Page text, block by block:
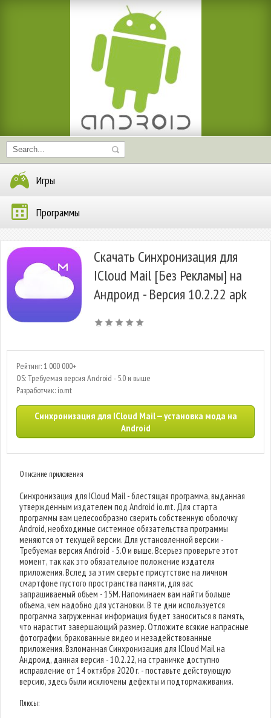
Игры
Программы
Скачать Синхронизация для
ICloud Mail [Без Рекламы] на
Андроид - Версия 10.2.22 apk
Рейтинг: 1 000 000+
OS: Требуемая версия Android - 5.0 и выше
Разработчик: io.mt
Синхронизация для ICloud Mail — установка мода на
Android
Описание приложения
Синхронизация для ICloud Mail - блестящая программа, выданная
утвержденным издателем под Android io.mt. Для старта
программы вам целесообразно сверить собственную оболочку
Android, необходимые системное обязательства программы
меняются от текущей версии. Для установленной версии -
Требуемая версия Android - 5.0 и выше. Всерьез проверьте этот
момент, так как это обязательное положение издателя
приложения. Вслед за этим сверьте присутствие на личном
смартфоне пустого пространства памяти, для вас
запрашиваемый объем - 15M. Напоминаем вам найти больше
объема, чем надобно для установки. В те дни используется
программа загруженная информация будет заноситься в память,
что нарастит завершающий размер. Отложите всякие напрасные
фотографии, бракованные видео и незадействованные
приложения. Взломанная Синхронизация для ICloud Mail на
Андроид, данная версия - 10.2.22, на страничке доступно
исправление от 14 октября 2020 г. - поставьте действующую
версию, здесь были исключены дефекты и подтормаживания.
Плюсы: